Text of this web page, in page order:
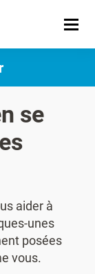
se
aider à
unes
posées
vous.